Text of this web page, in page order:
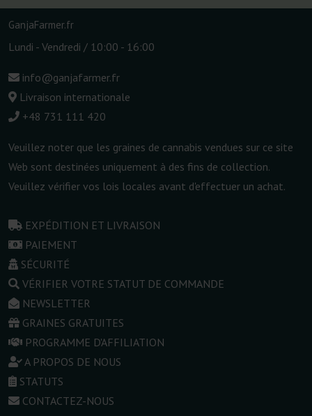
GanjaFarmer.fr
Lundi - Vendredi / 10:00 - 16:00
info@ganjafarmer.fr
Livraison internationale
+48 731 111 420
Veuillez noter que les graines de cannabis vendues sur ce site
Web sont destinées uniquement à des fins de collection.
Veuillez vérifier vos lois locales avant d'effectuer un achat.
EXPÉDITION ET LIVRAISON
PAIEMENT
SÉCURITÉ
VÉRIFIER VOTRE STATUT DE COMMANDE
NEWSLETTER
GRAINES GRATUITES
PROGRAMME D'AFFILIATION
A PROPOS DE NOUS
STATUTS
CONTACTEZ-NOUS